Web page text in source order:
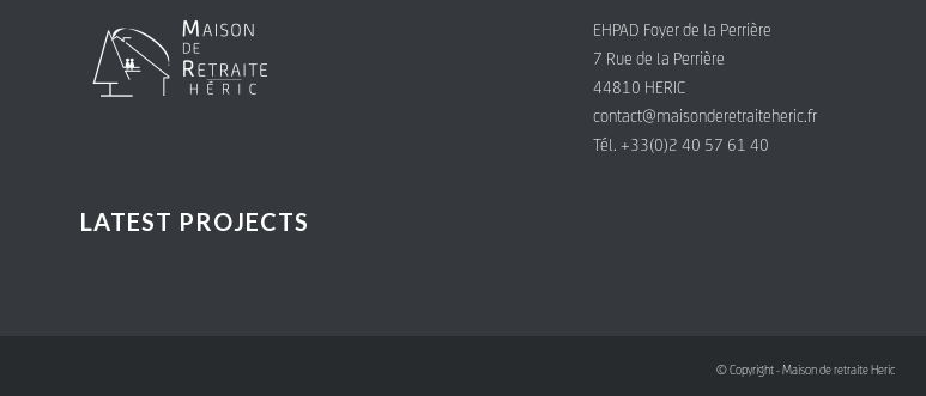
LATEST PROJECTS
EHPAD Foyer de la Perrière
7 Rue de la Perrière
44810 HERIC
contact@maisonderetraiteheric.fr
Tél. +33(0)2 40 57 61 40
© Copyright - Maison de retraite Heric